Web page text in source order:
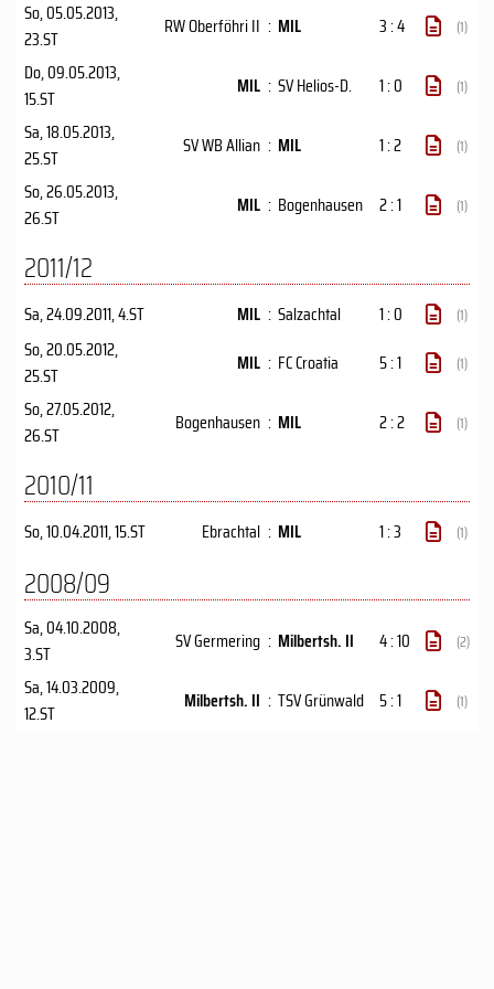
So, 05.05.2013,
23.ST
RW Oberföhri II : MIL 3 : 4 (1)
Do, 09.05.2013,
15.ST
MIL : SV Helios-D. 1 : 0 (1)
Sa, 18.05.2013,
25.ST
SV WB Allian : MIL 1 : 2 (1)
So, 26.05.2013,
26.ST
MIL : Bogenhausen 2 : 1 (1)
2011/12
Sa, 24.09.2011, 4.ST MIL : Salzachtal 1 : 0 (1)
So, 20.05.2012,
25.ST
MIL : FC Croatia 5 : 1 (1)
So, 27.05.2012,
26.ST
Bogenhausen : MIL 2 : 2 (1)
2010/11
So, 10.04.2011, 15.ST Ebrachtal : MIL 1 : 3 (1)
2008/09
Sa, 04.10.2008,
3.ST
SV Germering : Milbertsh. II 4 : 10 (2)
Sa, 14.03.2009,
12.ST
Milbertsh. II : TSV Grünwald 5 : 1 (1)